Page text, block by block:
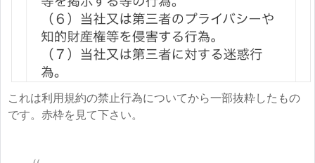
これは利用規約の禁止行為についてから一部抜粋したもの
です。赤枠を見て下さい。